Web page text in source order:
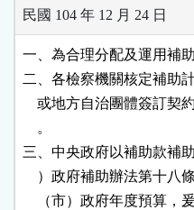
民國 104 年 12 月 24 日
一、為合理分配及運用補
二、各檢察機關核定補助
或地方自治團體簽訂
    。
三、中央政府以補助款補
）政府補助辦法第十
（市）政府年度預算